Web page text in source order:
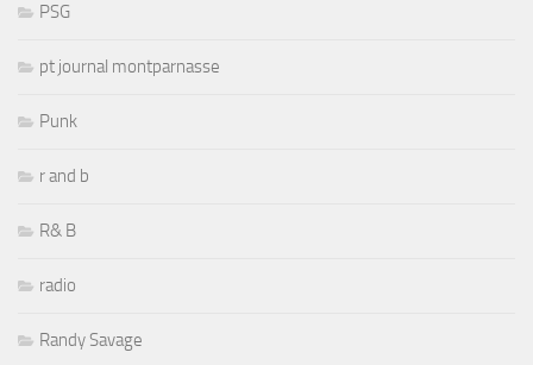
PSG
pt journal montparnasse
Punk
r and b
R& B
radio
Randy Savage